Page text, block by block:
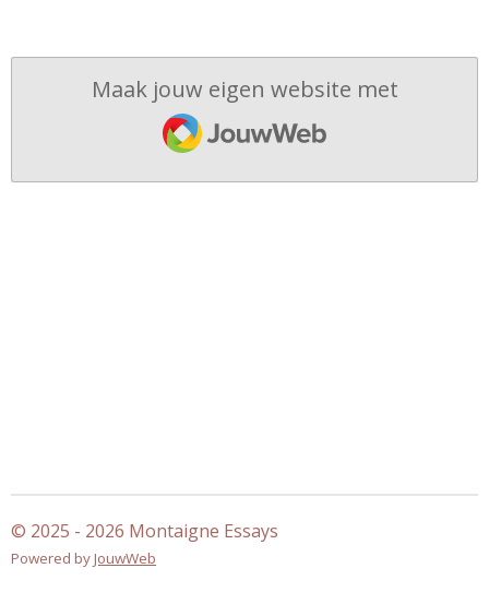
Maak jouw eigen website met
JouwWeb
© 2025 - 2026 Montaigne Essays
Powered byJouwWeb